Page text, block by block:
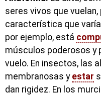
seres vivos que
característica que
por ejemplo, está
músculos poderosos y
vuelo. En insectos, las
membranosas y estar
dan rigidez. En los